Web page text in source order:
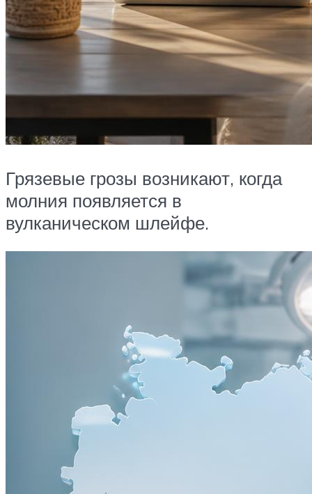
Грязевые грозы возникают, когда
молния ‎появляется в
вулканическом шлейфе.